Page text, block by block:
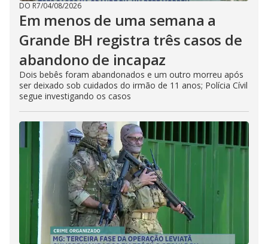
DO R7/04/08/2026
Em menos de uma semana a
Grande BH registra três casos de
abandono de incapaz
Dois bebês foram abandonados e um outro morreu após
ser deixado sob cuidados do irmão de 11 anos; Polícia Cívil
segue investigando os casos